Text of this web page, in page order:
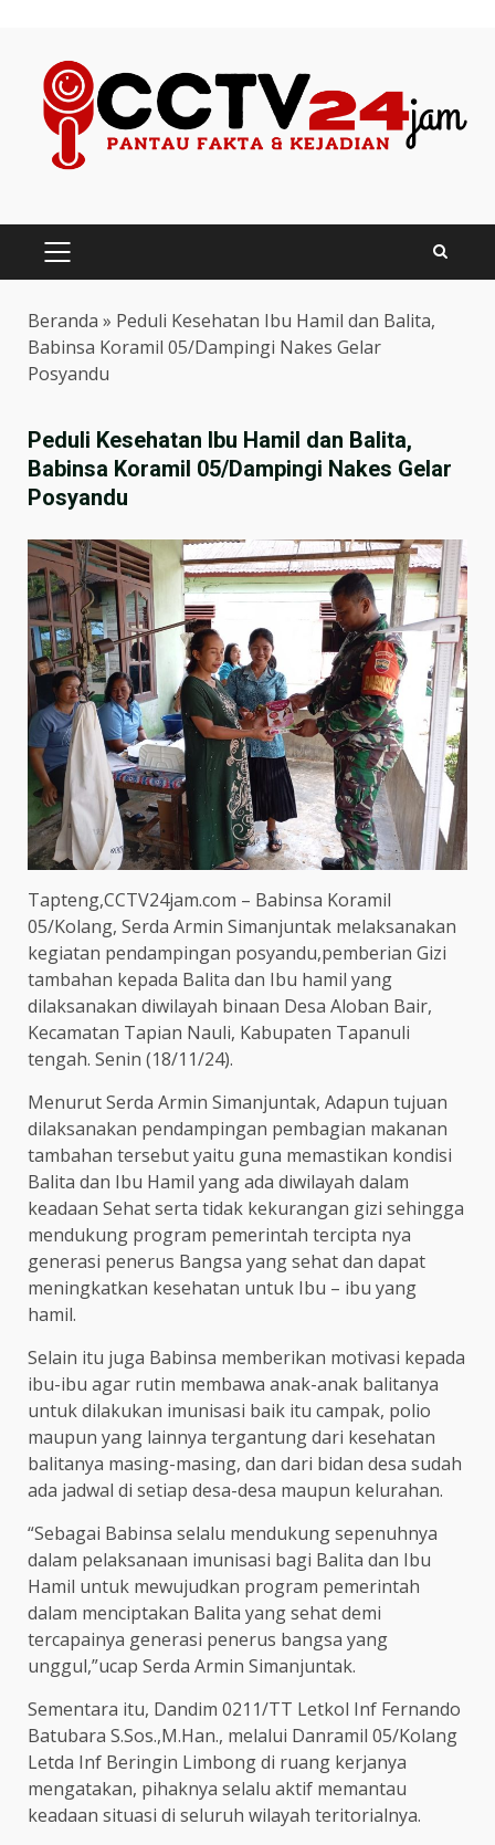
content
PRIMARY
MENU
Beranda » Peduli Kesehatan Ibu Hamil dan Balita,
Babinsa Koramil 05/Dampingi Nakes Gelar
Posyandu
Peduli Kesehatan Ibu Hamil dan Balita,
Babinsa Koramil 05/Dampingi Nakes Gelar
Posyandu
Tapteng,CCTV24jam.com – Babinsa Koramil
05/Kolang, Serda Armin Simanjuntak melaksanakan
kegiatan pendampingan posyandu,pemberian Gizi
tambahan kepada Balita dan Ibu hamil yang
dilaksanakan diwilayah binaan Desa Aloban Bair,
Kecamatan Tapian Nauli, Kabupaten Tapanuli
tengah. Senin (18/11/24).
Menurut Serda Armin Simanjuntak, Adapun tujuan
dilaksanakan pendampingan pembagian makanan
tambahan tersebut yaitu guna memastikan kondisi
Balita dan Ibu Hamil yang ada diwilayah dalam
keadaan Sehat serta tidak kekurangan gizi sehingga
mendukung program pemerintah tercipta nya
generasi penerus Bangsa yang sehat dan dapat
meningkatkan kesehatan untuk Ibu – ibu yang
hamil.
Selain itu juga Babinsa memberikan motivasi kepada
ibu-ibu agar rutin membawa anak-anak balitanya
untuk dilakukan imunisasi baik itu campak, polio
maupun yang lainnya tergantung dari kesehatan
balitanya masing-masing, dan dari bidan desa sudah
ada jadwal di setiap desa-desa maupun kelurahan.
“Sebagai Babinsa selalu mendukung sepenuhnya
dalam pelaksanaan imunisasi bagi Balita dan Ibu
Hamil untuk mewujudkan program pemerintah
dalam menciptakan Balita yang sehat demi
tercapainya generasi penerus bangsa yang
unggul,”ucap Serda Armin Simanjuntak.
Sementara itu, Dandim 0211/TT Letkol Inf Fernando
Batubara S.Sos.,M.Han., melalui Danramil 05/Kolang
Letda Inf Beringin Limbong di ruang kerjanya
mengatakan, pihaknya selalu aktif memantau
keadaan situasi di seluruh wilayah teritorialnya.